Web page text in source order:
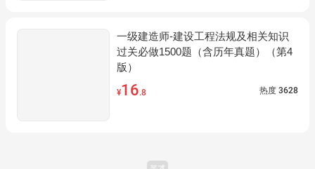
一级建造师-建设工程法规及相关知识
过关必做1500题（含历年真题）（第4
版）
¥16.8 热度 3628